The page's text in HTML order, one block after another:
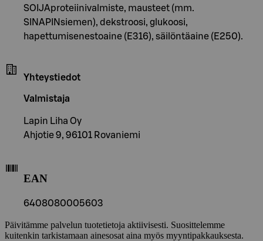
SOIJAproteiinivalmiste, mausteet (mm.
SINAPINsiemen), dekstroosi, glukoosi,
hapettumisenestoaine (E316), säilöntäaine (E250).
Yhteystiedot
Valmistaja
Lapin Liha Oy
Ahjotie 9, 96101 Rovaniemi
EAN
6408080005603
Päivitämme palvelun tuotetietoja aktiivisesti. Suosittelemme
kuitenkin tarkistamaan ainesosat aina myös myyntipakkauksesta.